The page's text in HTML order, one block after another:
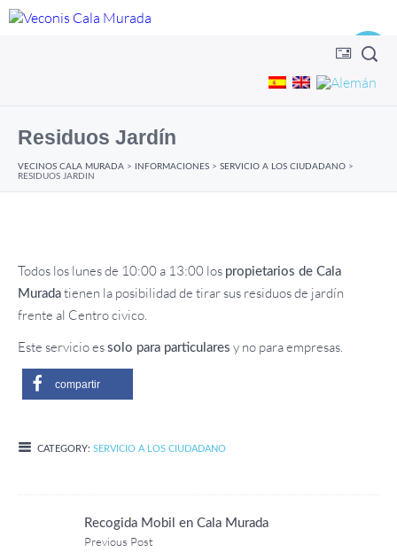
Residuos Jardín
VECINOS CALA MURADA > INFORMACIONES > SERVICIO A LOS CIUDADANO >
RESIDUOS JARDÍN
Todos los lunes de 10:00 a 13:00 los propietarios de Cala
Murada tienen la posibilidad de tirar sus residuos de jardín
frente al Centro civico.
Este servicio es solo para particulares y no para empresas.
compartir
CATEGORY: SERVICIO A LOS CIUDADANO
Recogida Mobil en Cala Murada
Previous Post